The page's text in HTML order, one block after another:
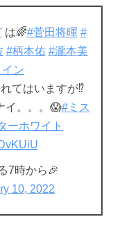
は🌈#菅田将暉 #
#柄本佑 #瀧本美
ン
てはいますが⁉️
イ。。。😱#ミス
ーホワイト
7時から🎉
10, 2022